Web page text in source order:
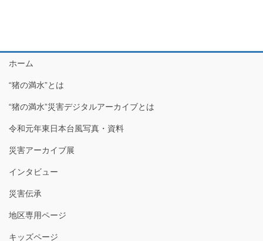
ホーム
“猪の満水”とは
“猪の満水”災害デジタルアーカイブとは
令和元年東日本台風写真・資料
災害アーカイブ展
インタビュー
災害伝承
地区専用ページ
キッズページ